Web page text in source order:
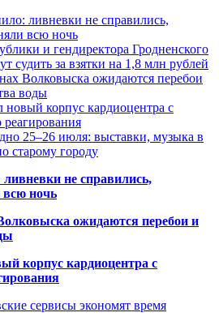
ливневки не справились,
всю ночь
и гендиректора Гродненского
судить за взятки на 1,8 млн рублей
Волковыска ожидаются перебои
воды
новый корпус кардиоцентра с
реагирования
25–26 июля: выставки, музыка в
старому городу
не справились,
всю ночь
ожидаются перебои и
корпус кардиоцентра с
сервисы экономят время